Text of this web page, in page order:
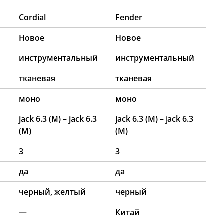
Cordial
Fender
Новое
Новое
инструментальный
инструментальный
тканевая
тканевая
моно
моно
jack 6.3 (M) – jack 6.3
(M)
jack 6.3 (M) – jack 6.3
(M)
3
3
да
да
черный, желтый
черный
—
Китай